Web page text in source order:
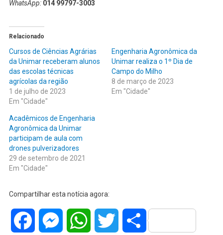
WhatsApp: 014 99797-3003
Relacionado
Cursos de Ciências Agrárias
da Unimar receberam alunos
das escolas técnicas
agrícolas da região
1 de julho de 2023
Em "Cidade"
Engenharia Agronômica da
Unimar realiza o 1º Dia de
Campo do Milho
8 de março de 2023
Em "Cidade"
Acadêmicos de Engenharia
Agronômica da Unimar
participam de aula com
drones pulverizadores
29 de setembro de 2021
Em "Cidade"
Compartilhar esta notícia agora:
Facebook MessengerWhatsAppTwitter Share